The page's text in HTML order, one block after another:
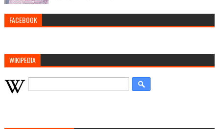
FACEBOOK
WIKIPEDIA